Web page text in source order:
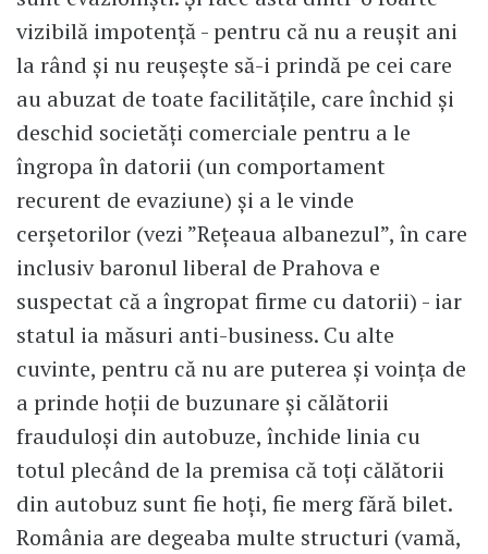
vizibilă impotență - pentru că nu a reușit ani
la rând și nu reușește să-i prindă pe cei care
au abuzat de toate facilitățile, care închid și
deschid societăți comerciale pentru a le
îngropa în datorii (un comportament
recurent de evaziune) și a le vinde
cerșetorilor (vezi ”Rețeaua albanezul”, în care
inclusiv baronul liberal de Prahova e
suspectat că a îngropat firme cu datorii) - iar
statul ia măsuri anti-business. Cu alte
cuvinte, pentru că nu are puterea și voința de
a prinde hoții de buzunare și călătorii
frauduloși din autobuze, închide linia cu
totul plecând de la premisa că toți călătorii
din autobuz sunt fie hoți, fie merg fără bilet.
România are degeaba multe structuri (vamă,